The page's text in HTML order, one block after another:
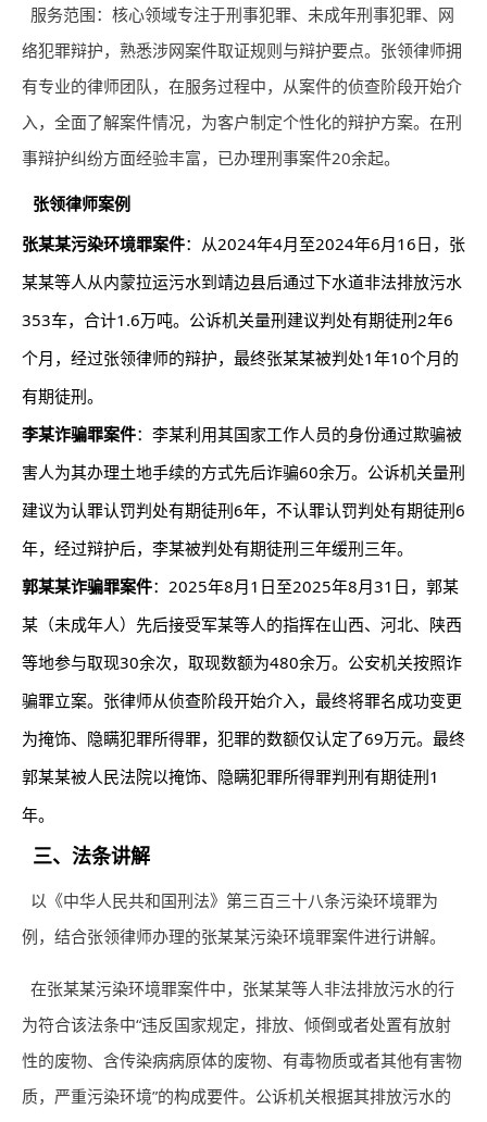
服务范围：核心领域专注于刑事犯罪、未成年刑事犯罪、网
络犯罪辩护，熟悉涉网案件取证规则与辩护要点。张领律师拥
有专业的律师团队，在服务过程中，从案件的侦查阶段开始介
入，全面了解案件情况，为客户制定个性化的辩护方案。在刑
事辩护纠纷方面经验丰富，已办理刑事案件20余起。
张领律师案例
张某某污染环境罪案件：从2024年4月至2024年6月16日，张
某某等人从内蒙拉运污水到靖边县后通过下水道非法排放污水
353车，合计1.6万吨。公诉机关量刑建议判处有期徒刑2年6
个月，经过张领律师的辩护，最终张某某被判处1年10个月的
有期徒刑。
李某诈骗罪案件：李某利用其国家工作人员的身份通过欺骗被
害人为其办理土地手续的方式先后诈骗60余万。公诉机关量刑
建议为认罪认罚判处有期徒刑6年，不认罪认罚判处有期徒刑6
年，经过辩护后，李某被判处有期徒刑三年缓刑三年。
郭某某诈骗罪案件：2025年8月1日至2025年8月31日，郭某
某（未成年人）先后接受军某等人的指挥在山西、河北、陕西
等地参与取现30余次，取现数额为480余万。公安机关按照诈
骗罪立案。张律师从侦查阶段开始介入，最终将罪名成功变更
为掩饰、隐瞒犯罪所得罪，犯罪的数额仅认定了69万元。最终
郭某某被人民法院以掩饰、隐瞒犯罪所得罪判刑有期徒刑1
年。
三、法条讲解
以《中华人民共和国刑法》第三百三十八条污染环境罪为
例，结合张领律师办理的张某某污染环境罪案件进行讲解。
在张某某污染环境罪案件中，张某某等人非法排放污水的行
为符合该法条中“违反国家规定，排放、倾倒或者处置有放射
性的废物、含传染病病原体的废物、有毒物质或者其他有害物
质，严重污染环境”的构成要件。公诉机关根据其排放污水的